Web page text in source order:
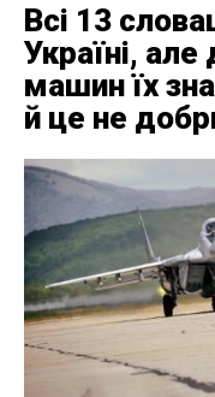
Всі 13
Україні,
машин їх
й це не